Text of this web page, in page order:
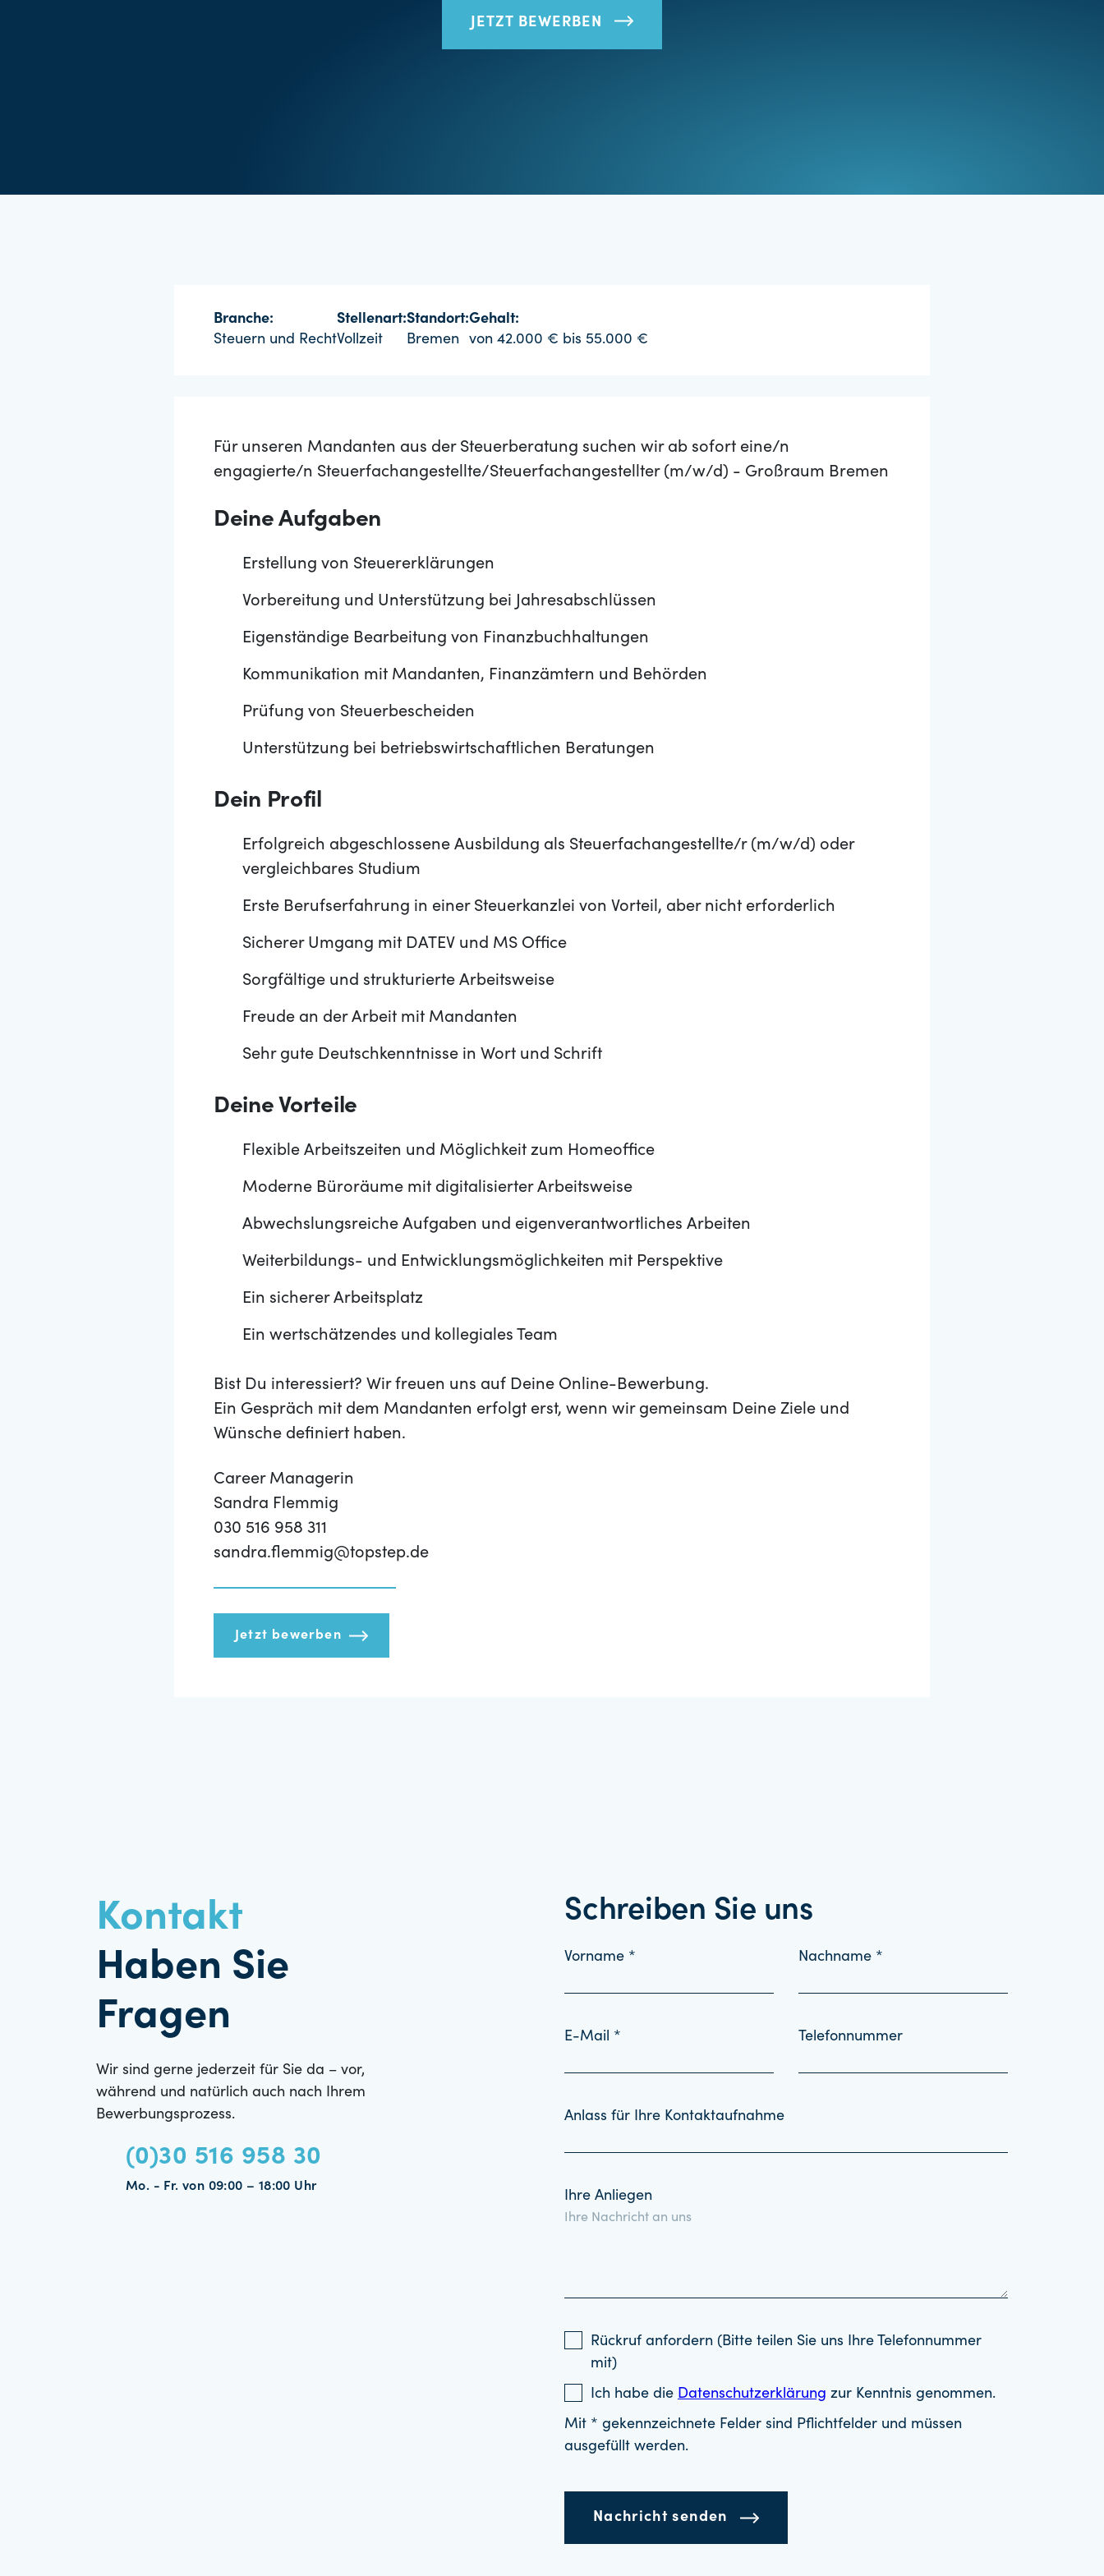
JETZT BEWERBEN
Branche:
Steuern und Recht
Stellenart:
Vollzeit
Standort:
Bremen
Gehalt:
von 42.000 € bis 55.000 €
Für unseren Mandanten aus der Steuerberatung suchen wir ab sofort eine/n
engagierte/n Steuerfachangestellte/Steuerfachangestellter (m/w/d) - Großraum Bremen
Deine Aufgaben
Erstellung von Steuererklärungen
Vorbereitung und Unterstützung bei Jahresabschlüssen
Eigenständige Bearbeitung von Finanzbuchhaltungen
Kommunikation mit Mandanten, Finanzämtern und Behörden
Prüfung von Steuerbescheiden
Unterstützung bei betriebswirtschaftlichen Beratungen
Dein Profil
Erfolgreich abgeschlossene Ausbildung als Steuerfachangestellte/r (m/w/d) oder
vergleichbares Studium
Erste Berufserfahrung in einer Steuerkanzlei von Vorteil, aber nicht erforderlich
Sicherer Umgang mit DATEV und MS Office
Sorgfältige und strukturierte Arbeitsweise
Freude an der Arbeit mit Mandanten
Sehr gute Deutschkenntnisse in Wort und Schrift
Deine Vorteile
Flexible Arbeitszeiten und Möglichkeit zum Homeoffice
Moderne Büroräume mit digitalisierter Arbeitsweise
Abwechslungsreiche Aufgaben und eigenverantwortliches Arbeiten
Weiterbildungs- und Entwicklungsmöglichkeiten mit Perspektive
Ein sicherer Arbeitsplatz
Ein wertschätzendes und kollegiales Team
Bist Du interessiert? Wir freuen uns auf Deine Online-Bewerbung.
Ein Gespräch mit dem Mandanten erfolgt erst, wenn wir gemeinsam Deine Ziele und
Wünsche definiert haben.
Career Managerin
Sandra Flemmig
030 516 958 311
sandra.flemmig@topstep.de
Jetzt bewerben
Kontakt
Haben Sie
Fragen
Wir sind gerne jederzeit für Sie da – vor,
während und natürlich auch nach Ihrem
Bewerbungsprozess.
(0)30 516 958 30
Mo. - Fr. von 09:00 – 18:00 Uhr
Schreiben Sie uns
Vorname * Nachname *
E-Mail * Telefonnummer
Anlass für Ihre Kontaktaufnahme
Ihre Anliegen
Rückruf anfordern (Bitte teilen Sie uns Ihre Telefonnummer
mit)
Ich habe die Datenschutzerklärung zur Kenntnis genommen.
Mit * gekennzeichnete Felder sind Pflichtfelder und müssen
ausgefüllt werden.
Nachricht senden